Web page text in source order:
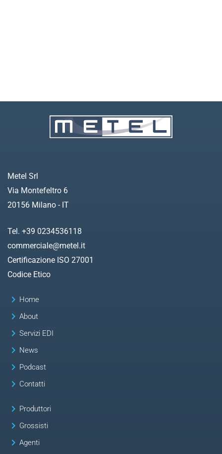
Metel Srl
Via Montefeltro 6
20156 Milano - IT
Tel. +39 0234536118
commerciale@metel.it
Certificazione ISO 27001
Codice Etico
keyboard_arrow_right Home
keyboard_arrow_right About
keyboard_arrow_right Servizi EDI
keyboard_arrow_right News
keyboard_arrow_right Podcast
keyboard_arrow_right Contatti
keyboard_arrow_right Produttori
keyboard_arrow_right Grossisti
keyboard_arrow_right Agenti